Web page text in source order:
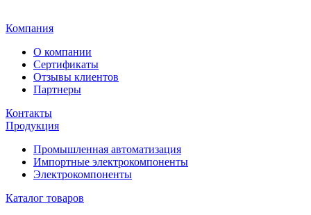
Компания
О компании
Сертификаты
Отзывы клиентов
Партнеры
Контакты
Продукция
Промышленная автоматизация
Импортные электрокомпоненты
Электрокомпоненты
Каталог товаров